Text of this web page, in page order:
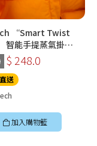
“Smart Twist
能手提蒸氣掛燙
$ 248.0
送
加入購物籃